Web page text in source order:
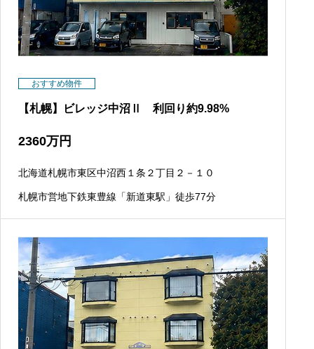
おすすめ物件
【札幌】ビレッジ中沼Ⅱ 利回り約9.98%
2360万円
北海道札幌市東区中沼西１条２丁目２－１０
札幌市営地下鉄東豊線「新道東駅」徒歩77分